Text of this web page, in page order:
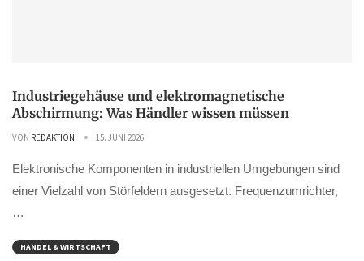
Industriegehäuse und elektromagnetische
Abschirmung: Was Händler wissen müssen
VON REDAKTION 15. JUNI 2026
Elektronische Komponenten in industriellen Umgebungen sind
einer Vielzahl von Störfeldern ausgesetzt. Frequenzumrichter,
…
HANDEL & WIRTSCHAFT